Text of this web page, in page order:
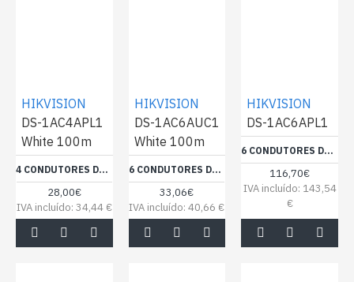
HIKVISION
DS-1AC4APL1
White 100m
4 CONDUTORES DE SINAL PARA SISTEMAS COMPLEXOS - CONDUTOR DE COBRE NU (99,95%) - ECRÃ DE ALUMÍNIO E POLIÉSTER + DRENAGEM DE COBRE - BOBINE DE 100 METROS - RCP ECA - BAIXAS PERDAS
28,00€
IVA incluído: 34,44 €
HIKVISION
DS-1AC6AUC1
White 100m
6 CONDUTORES DE SINAL - CONDUTOR DE COBRE NU (99,95%) - REVESTIMENTO EM PVC DE GRANDE FLEXIBILIDADE - BOBINE DE 100 METROS - RCP ECA - MÍNIMA PERDA
33,06€
IVA incluído: 40,66 €
HIKVISION
DS-1AC6APL1
6 CONDUTORES DE SINAL - CONDUTOR COBRE ELECTROLÍTICO FLEXÍVEL - VISOR ALUMÍNIO POLIÉSTER+DRENAGEM CUSN - BOBINE DE 305 METROS - CERTIFICADO CPR ECA - MÍNIMA PERDA
116,70€
IVA incluído: 143,54
€